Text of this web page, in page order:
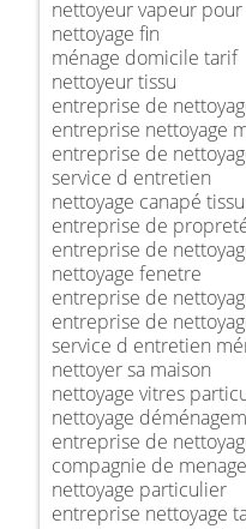
nettoyeur vapeur
nettoyage fin
ménage domicile tarif
nettoyeur tissu
entreprise de
entreprise nettoyage
entreprise de
service d entretien
nettoyage canapé
entreprise de
entreprise de
nettoyage fenetre
entreprise de
entreprise de
service d entretien
nettoyer sa maison
nettoyage vitres
nettoyage
entreprise de
compagnie de menage
nettoyage particulier
entreprise nettoyage